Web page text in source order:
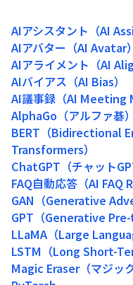
AIアシスタント（AI
AIアバター（AI Avatar）
AIアライメント（AI
AIバイアス（AI Bias）
AI議事録（AI Meeting
AlphaGo（アルファ碁）
BERT（Bidirectional
Transformers）
ChatGPT（チャット
FAQ自動応答（AI FAQ
GAN（Generative
GPT（Generative
LLaMA（Large
LSTM（Long Short-
Magic Eraser（マジッ